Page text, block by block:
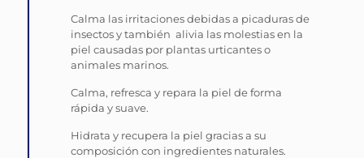
Calma las irritaciones debidas a picaduras de
insectos y también alivia las molestias en la
piel causadas por plantas urticantes o
animales marinos.
Calma, refresca y repara la piel de forma
rápida y suave.
Hidrata y recupera la piel gracias a su
composición con ingredientes naturales.